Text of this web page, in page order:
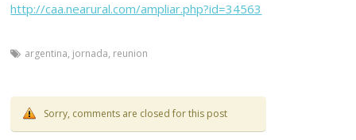
http://caa.nearural.com/ampliar.php?id=34563
argentina, jornada, reunion
Sorry, comments are closed for this post